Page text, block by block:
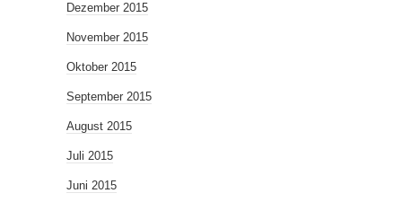
Dezember 2015
November 2015
Oktober 2015
September 2015
August 2015
Juli 2015
Juni 2015